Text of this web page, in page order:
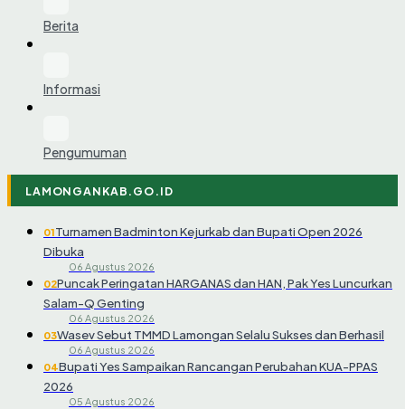
Berita
Informasi
Pengumuman
LAMONGANKAB.GO.ID
01Turnamen Badminton Kejurkab dan Bupati Open 2026
Dibuka
06 Agustus 2026
02Puncak Peringatan HARGANAS dan HAN, Pak Yes Luncurkan
Salam-Q Genting
06 Agustus 2026
03Wasev Sebut TMMD Lamongan Selalu Sukses dan Berhasil
06 Agustus 2026
04Bupati Yes Sampaikan Rancangan Perubahan KUA-PPAS
2026
05 Agustus 2026